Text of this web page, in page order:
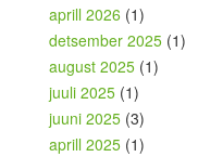
aprill 2026 (1)
detsember 2025 (1)
august 2025 (1)
juuli 2025 (1)
juuni 2025 (3)
aprill 2025 (1)